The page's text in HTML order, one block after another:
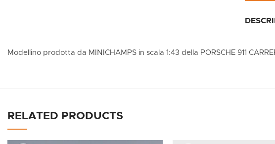
Modellino prodotta da MINICHAMPS in scala 1:43 della PORSCHE 911
RELATED PRODUCTS